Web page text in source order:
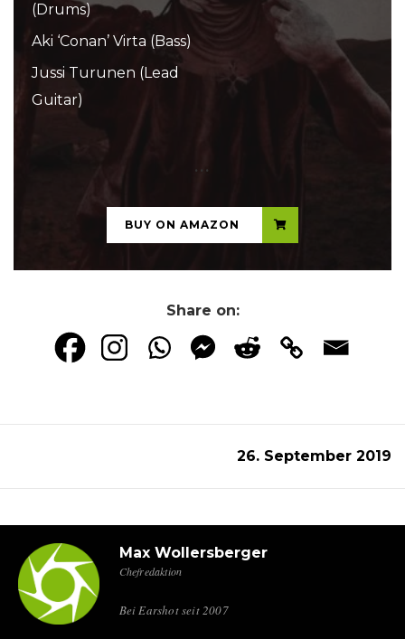
(Drums)
Aki ‘Conan’ Virta (Bass)
Jussi Turunen (Lead
Guitar)
...
BUY ON AMAZON
Share on:
26. September 2019
Max Wollersberger
Chefredaktion
Bei Earshot seit 2007